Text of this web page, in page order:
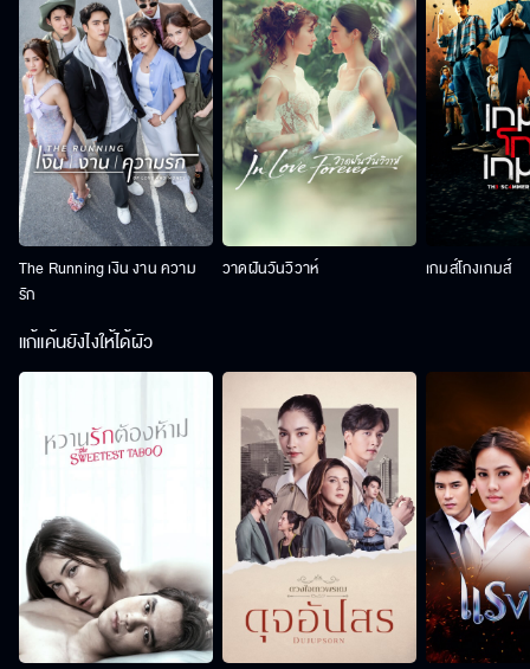
The Running เงิน งาน ความ
รัก
วาดฝันวันวิวาห์ เกมส์โกงเกมส์
แก้แค้นยังไงให้ได้ผัว